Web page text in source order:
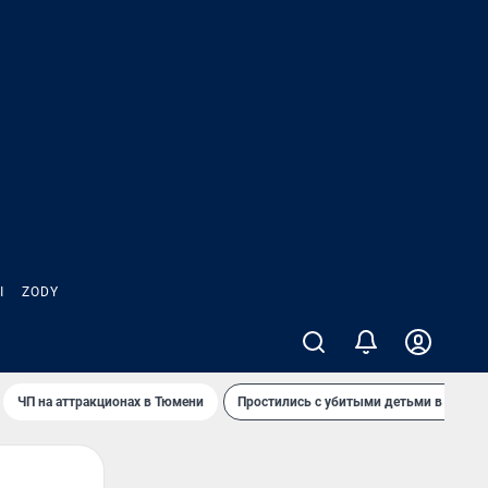
ZODY
ЧП на аттракционах в Тюмени Простились с убитыми детьми в